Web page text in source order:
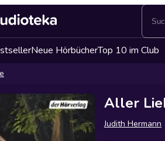
Neue HörbücherTop 10 im Club
Aller
Judith Hermann